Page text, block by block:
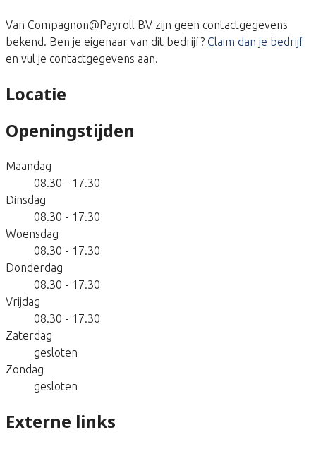
Van Compagnon@Payroll BV zijn geen contactgegevens
bekend. Ben je eigenaar van dit bedrijf? Claim dan je bedrijf
en vul je contactgegevens aan.
Locatie
Openingstijden
Maandag
08.30 - 17.30
Dinsdag
08.30 - 17.30
Woensdag
08.30 - 17.30
Donderdag
08.30 - 17.30
Vrijdag
08.30 - 17.30
Zaterdag
gesloten
Zondag
gesloten
Externe links